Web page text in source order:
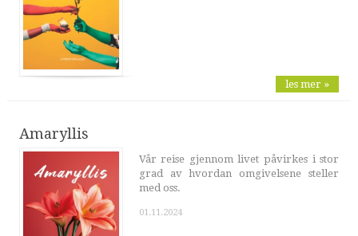
les mer »
Amaryllis
Vår reise gjennom livet påvirkes i stor
grad av hvordan omgivelsene steller
med oss.
01.11.2024